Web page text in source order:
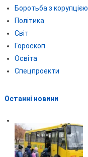
Боротьба з корупцією
Політика
Світ
Гороскоп
Освіта
Спецпроекти
Останні новини